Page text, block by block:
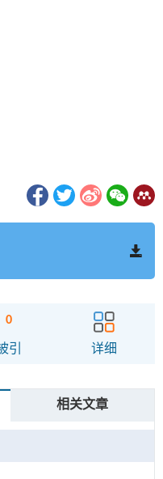
0
引 详细
相关文章